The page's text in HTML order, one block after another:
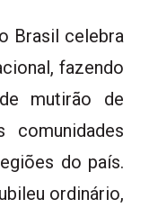
Brasil celebra
fazendo
mutirão de
comunidades
do país.
ordinário,